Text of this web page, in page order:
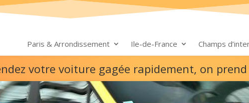
Paris & Arrondissement Ile-de-France Champs
votre voiture gagée rapidement, on